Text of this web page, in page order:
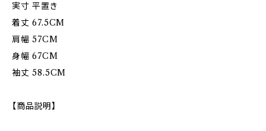
実寸 平置き
着丈 67.5CM
肩幅 57CM
身幅 67CM
袖丈 58.5CM
【商品説明】